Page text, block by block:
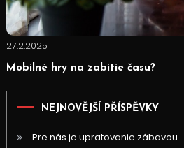
27.2.2025
Mobilné hry na zabitie času?
NEJNOVĚJŠÍ PŘÍSPĚVKY
Pre nás je upratovanie zábavou